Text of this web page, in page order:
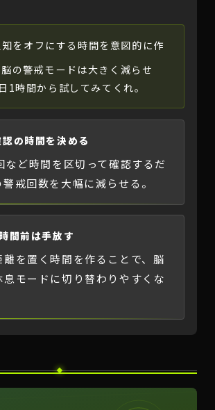
知をオフにする時間を意図的に作
の警戒モードは大きく減らせ
1時間から試してみてくれ。
の時間を決める
など時間を区切って確認するだ
戒回数を大幅に減らせる。
間前は手放す
離を置く時間を作ることで、脳
息モードに切り替わりやすくな